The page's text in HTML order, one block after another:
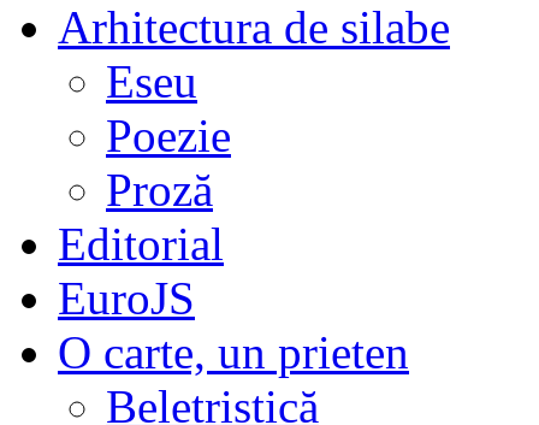
Arhitectura de silabe
Eseu
Poezie
Proză
Editorial
EuroJS
O carte, un prieten
Beletristică